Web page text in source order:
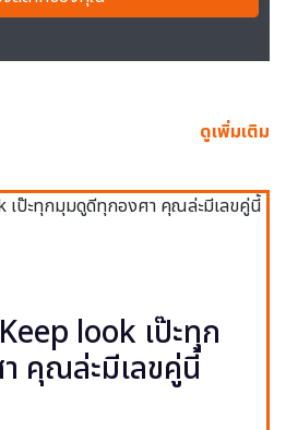
ดูเพิ่มเติม
look เป๊ะทุก
คุณล่ะมีเลขคู่นี้